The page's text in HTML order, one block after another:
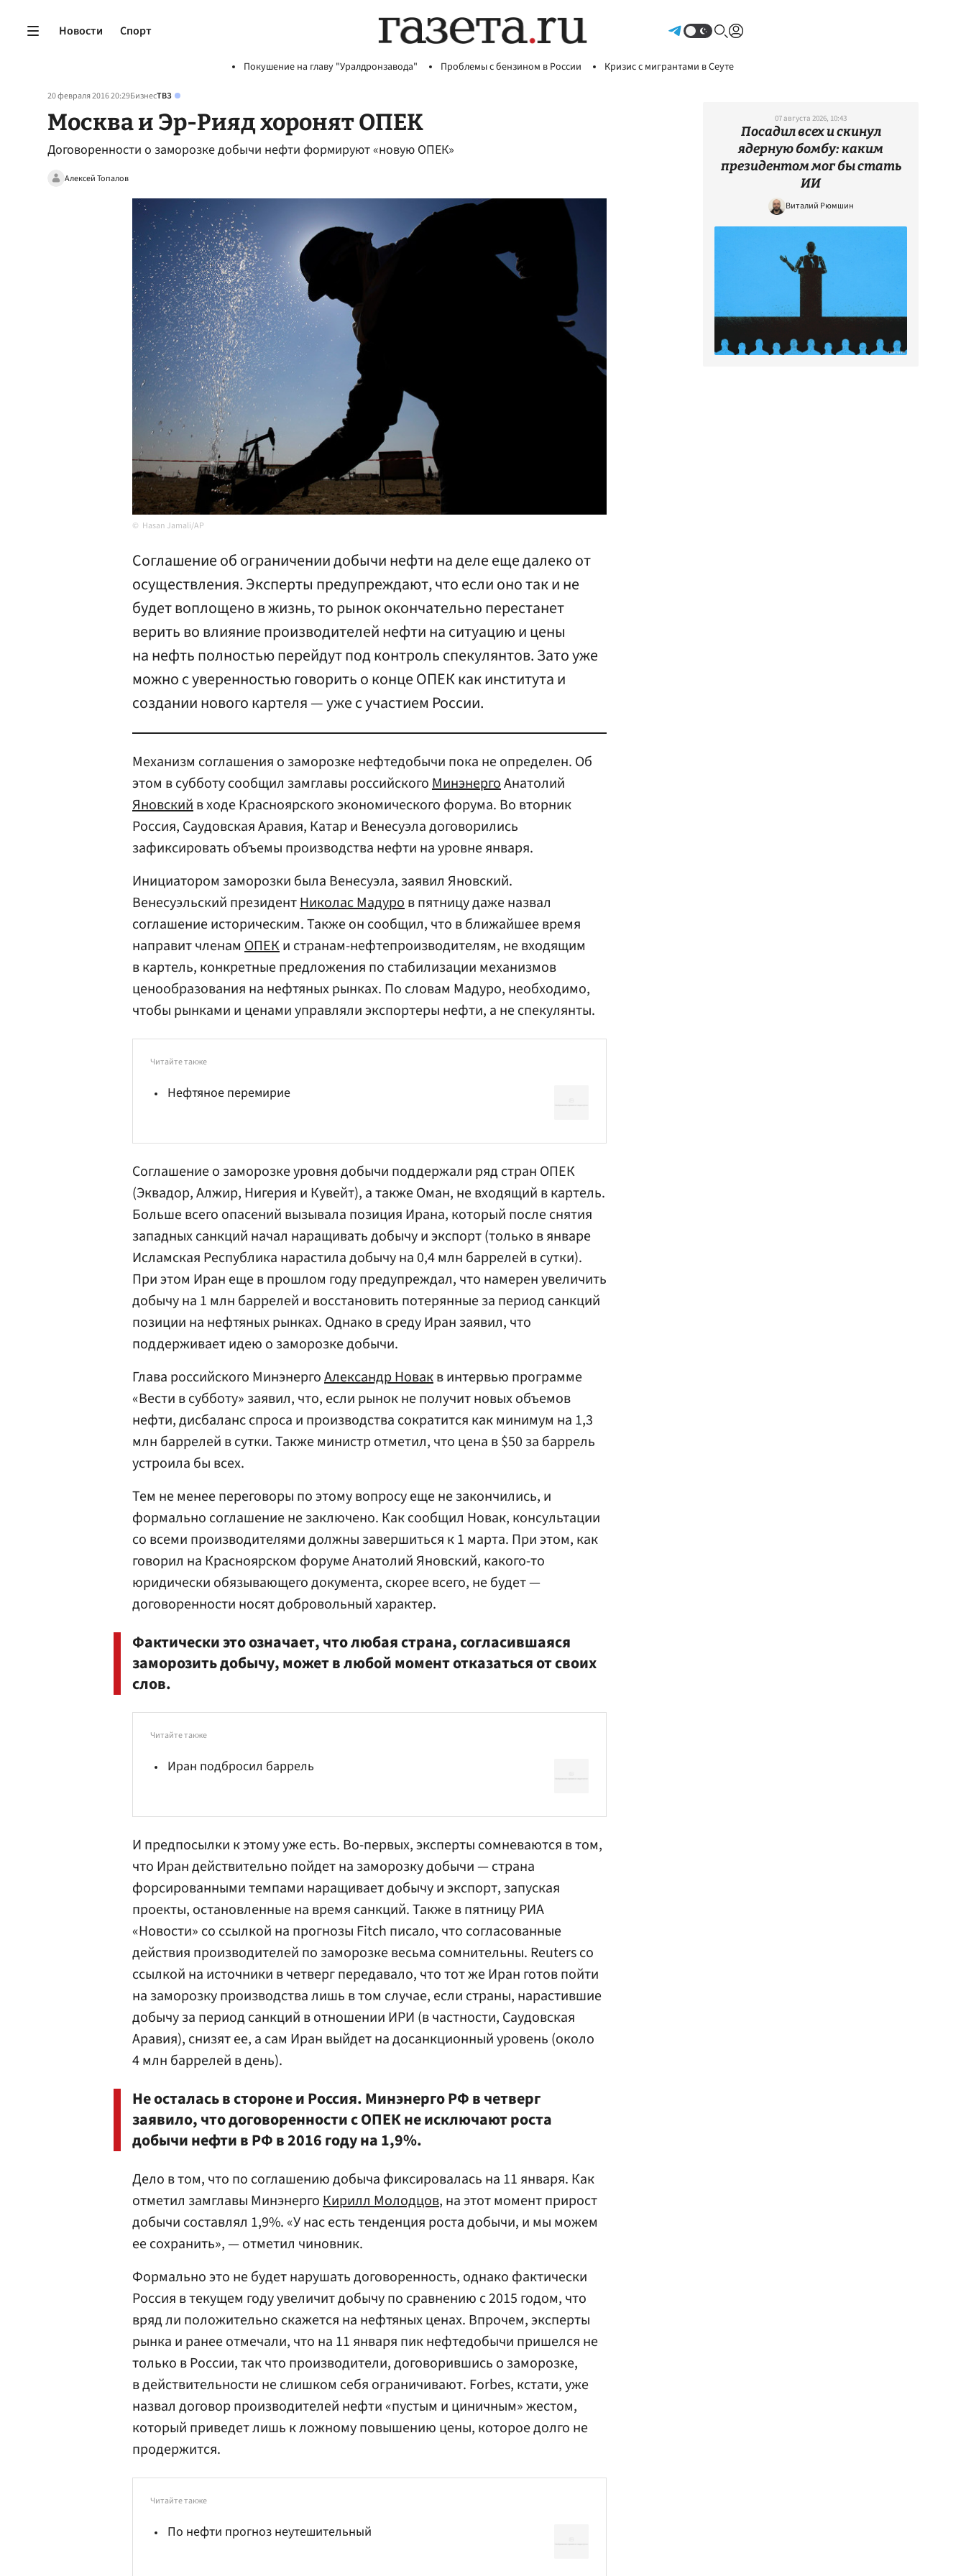
Новости Спорт
Покушение на главу "Уралдронзавода" Проблемы с бензином в России Кризис с мигрантами в Сеуте
20 февраля 2016 20:29БизнесТВЗ
Москва и Эр-Рияд хоронят ОПЕК
Договоренности о заморозке добычи нефти формируют «новую ОПЕК»
Алексей Топалов
Hasan Jamali/AP
Соглашение об ограничении добычи нефти на деле еще далеко от
осуществления. Эксперты предупреждают, что если оно так и не
будет воплощено в жизнь, то рынок окончательно перестанет
верить во влияние производителей нефти на ситуацию и цены
на нефть полностью перейдут под контроль спекулянтов. Зато уже
можно с уверенностью говорить о конце ОПЕК как института и
создании нового картеля — уже с участием России.
Механизм соглашения о заморозке нефтедобычи пока не определен. Об
этом в субботу сообщил замглавы российскогоМинэнергоАнатолий
Яновскийв ходе Красноярского экономического форума. Во вторник
Россия, Саудовская Аравия, Катар и Венесуэла договорились
зафиксировать объемы производства нефти на уровне января.
Инициатором заморозки была Венесуэла, заявил Яновский.
Венесуэльский президентНиколас Мадуров пятницу даже назвал
соглашение историческим. Также он сообщил, что в ближайшее время
направит членам ОПЕКи странам-нефтепроизводителям, не входящим
в картель, конкретные предложения по стабилизации механизмов
ценообразования на нефтяных рынках. По словам Мадуро, необходимо,
чтобы рынками и ценами управляли экспортеры нефти, а не спекулянты.
Читайте также
Нефтяное перемирие
Соглашение о заморозке уровня добычи поддержали ряд стран ОПЕК
(Эквадор, Алжир, Нигерия и Кувейт), а также Оман, не входящий в картель.
Больше всего опасений вызывала позиция Ирана, который после снятия
западных санкций начал наращивать добычу и экспорт (только в январе
Исламская Республика нарастила добычу на 0,4 млн баррелей в сутки).
При этом Иран еще в прошлом году предупреждал, что намерен увеличить
добычу на 1 млн баррелей и восстановить потерянные за период санкций
позиции на нефтяных рынках. Однако в среду Иран заявил, что
поддерживает идею о заморозке добычи.
Глава российского МинэнергоАлександр Новакв интервью программе
«Вести в субботу» заявил, что, если рынок не получит новых объемов
нефти, дисбаланс спроса и производства сократится как минимум на 1,3
млн баррелей в сутки. Также министр отметил, что цена в $50 за баррель
устроила бы всех.
Тем не менее переговоры по этому вопросу еще не закончились, и
формально соглашение не заключено. Как сообщил Новак, консультации
со всеми производителями должны завершиться к 1 марта. При этом, как
говорил на Красноярском форуме Анатолий Яновский, какого-то
юридически обязывающего документа, скорее всего, не будет —
договоренности носят добровольный характер.
Фактически это означает, что любая страна, согласившаяся
заморозить добычу, может в любой момент отказаться от своих
слов.
Читайте также
Иран подбросил баррель
И предпосылки к этому уже есть. Во-первых, эксперты сомневаются в том,
что Иран действительно пойдет на заморозку добычи — страна
форсированными темпами наращивает добычу и экспорт, запуская
проекты, остановленные на время санкций. Также в пятницуРИА
«Новости» со ссылкой на прогнозы Fitch писало, что согласованные
действия производителей по заморозке весьма сомнительны. Reuters со
ссылкой на источники в четверг передавало, что тот же Иран готов пойти
на заморозку производства лишь в том случае, если страны, нарастившие
добычу за период санкций в отношении ИРИ (в частности, Саудовская
Аравия), снизят ее, а сам Иран выйдет на досанкционный уровень (около
4 млн баррелей в день).
Не осталась в стороне и Россия. Минэнерго РФ в четверг
заявило, что договоренности с ОПЕК не исключают роста
добычи нефти в РФ в 2016 году на 1,9%.
Дело в том, что по соглашению добыча фиксировалась на 11 января. Как
отметил замглавы МинэнергоКирилл Молодцов, на этот момент прирост
добычи составлял 1,9%. «У нас есть тенденция роста добычи, и мы можем
ее сохранить», — отметил чиновник.
Формально это не будет нарушать договоренность, однако фактически
Россия в текущем году увеличит добычу по сравнению с 2015 годом, что
вряд ли положительно скажется на нефтяных ценах. Впрочем, эксперты
рынка и ранее отмечали, что на 11 января пик нефтедобычи пришелся не
только в России, так что производители, договорившись о заморозке,
в действительности не слишком себя ограничивают. Forbes, кстати, уже
назвал договор производителей нефти «пустым и циничным» жестом,
который приведет лишь к ложному повышению цены, которое долго не
продержится.
Читайте также
По нефти прогноз неутешительный
07 августа 2026, 10:43
Посадил всех и скинул
ядерную бомбу: каким
президентом мог бы стать
ИИ
Виталий Рюмшин